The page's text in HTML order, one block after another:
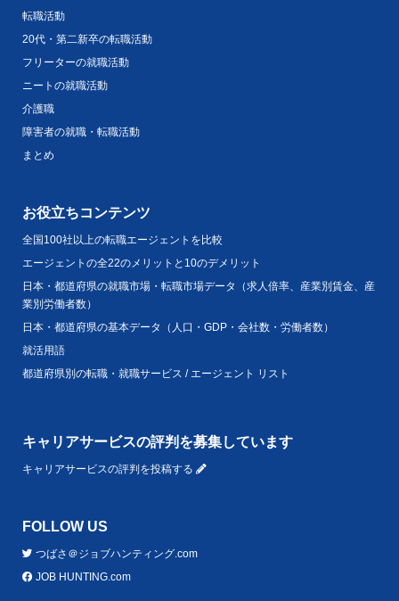
転職活動
20代・第二新卒の転職活動
フリーターの就職活動
ニートの就職活動
介護職
障害者の就職・転職活動
まとめ
お役立ちコンテンツ
全国100社以上の転職エージェントを比較
エージェントの全22のメリットと10のデメリット
日本・都道府県の就職市場・転職市場データ（求人倍率、産業別賃金、産
業別労働者数）
日本・都道府県の基本データ（人口・GDP・会社数・労働者数）
就活用語
都道府県別の転職・就職サービス / エージェント リスト
キャリアサービスの評判を募集しています
キャリアサービスの評判を投稿する
FOLLOW US
つばさ＠ジョブハンティング.com
JOB HUNTING.com